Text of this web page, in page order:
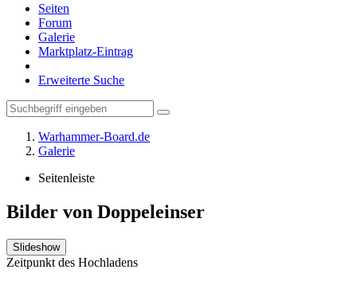
Seiten
Forum
Galerie
Marktplatz-Eintrag
Erweiterte Suche
Warhammer-Board.de
Galerie
Seitenleiste
Bilder von Doppeleinser
Slideshow
Zeitpunkt des Hochladens